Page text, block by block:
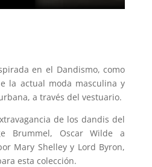
en el Dandismo, como
la actual moda masculina y
a través del vestuario.
de los dandis del
Brummel, Oscar Wilde a
Mary Shelley y Lord Byron,
esta colección.